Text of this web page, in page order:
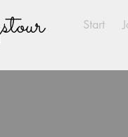
Start